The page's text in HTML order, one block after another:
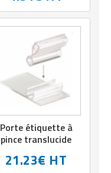
Porte étiquette à
pince translucide
21.23€ HT